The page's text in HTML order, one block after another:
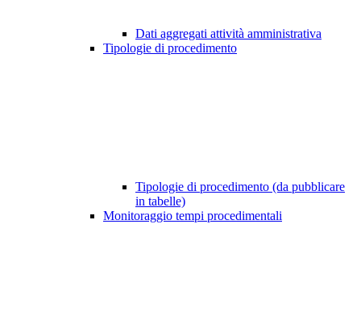
Dati aggregati attività amministrativa
Tipologie di procedimento
Tipologie di procedimento (da pubblicare
in tabelle)
Monitoraggio tempi procedimentali